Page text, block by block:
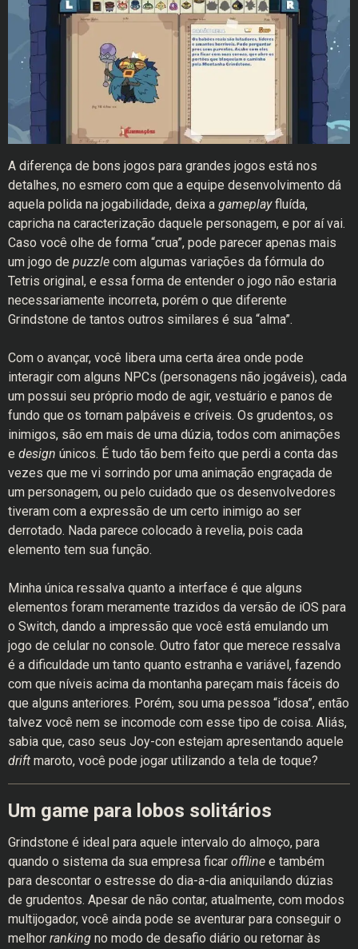
A diferença de bons jogos para grandes jogos está nos
detalhes, no esmero com que a equipe desenvolvimento dá
aquela polida na jogabilidade, deixa a gameplayfluída,
capricha na caracterização daquele personagem, e por aí vai.
Caso você olhe de forma “crua”, pode parecer apenas mais
um jogo de puzzle com algumas variações da fórmula do
Tetris original, e essa forma de entender o jogo não estaria
necessariamente incorreta, porém o que diferente
Grindstone de tantos outros similares é sua “alma”.
Com o avançar, você libera uma certa área onde pode
interagir com alguns NPCs (personagens não jogáveis), cada
um possui seu próprio modo de agir, vestuário e panos de
fundo que os tornam palpáveis e críveis. Os grudentos, os
inimigos, são em mais de uma dúzia, todos com animações
e design únicos. É tudo tão bem feito que perdi a conta das
vezes que me vi sorrindo por uma animação engraçada de
um personagem, ou pelo cuidado que os desenvolvedores
tiveram com a expressão de um certo inimigo ao ser
derrotado. Nada parece colocado à revelia, pois cada
elemento tem sua função.
Minha única ressalva quanto a interface é que alguns
elementos foram meramente trazidos da versão de iOS para
o Switch, dando a impressão que você está emulando um
jogo de celular no console. Outro fator que merece ressalva
é a dificuldade um tanto quanto estranha e variável, fazendo
com que níveis acima da montanha pareçam mais fáceis do
que alguns anteriores. Porém, sou uma pessoa “idosa”, então
talvez você nem se incomode com esse tipo de coisa. Aliás,
sabia que, caso seus Joy-con estejam apresentando aquele
drift maroto, você pode jogar utilizando a tela de toque?
Um game para lobos solitários
Grindstone é ideal para aquele intervalo do almoço, para
quando o sistema da sua empresa ficar offline e também
para descontar o estresse do dia-a-dia aniquilando dúzias
de grudentos. Apesar de não contar, atualmente, com modos
multijogador, você ainda pode se aventurar para conseguir o
melhor ranking no modo de desafio diário ou retornar às